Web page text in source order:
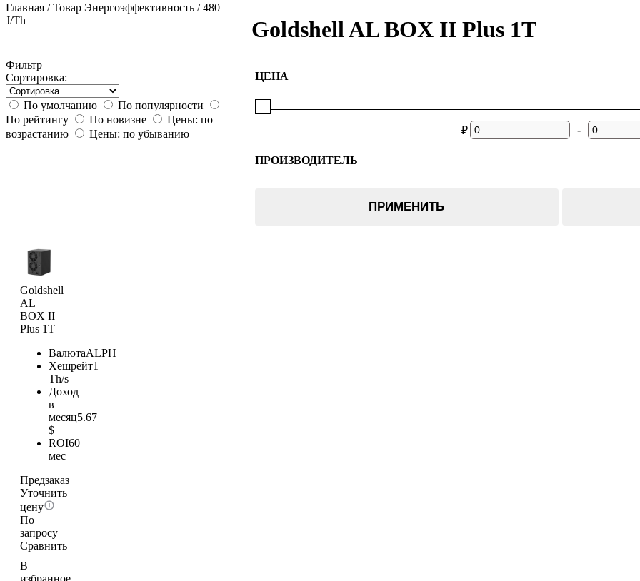
Главная / Товар Энергоэффективность / 480
J/Th
Goldshell AL BOX II Plus 1T
Фильтр
Сортировка:
По умолчанию
По популярности
По рейтингу
По новизне
Цены: по
возрастанию
Цены: по убыванию
ЦЕНА
₽ -
ПРОИЗВОДИТЕЛЬ
ПРИМЕНИТЬ
Goldshell
AL
BOX II
Plus 1T
ВалютаALPH
Хешрейт1
Th/s
Доход
в
месяц5.67
$
ROI60
мес
Предзаказ
Уточнить
цену
По
запросу
Сравнить
В